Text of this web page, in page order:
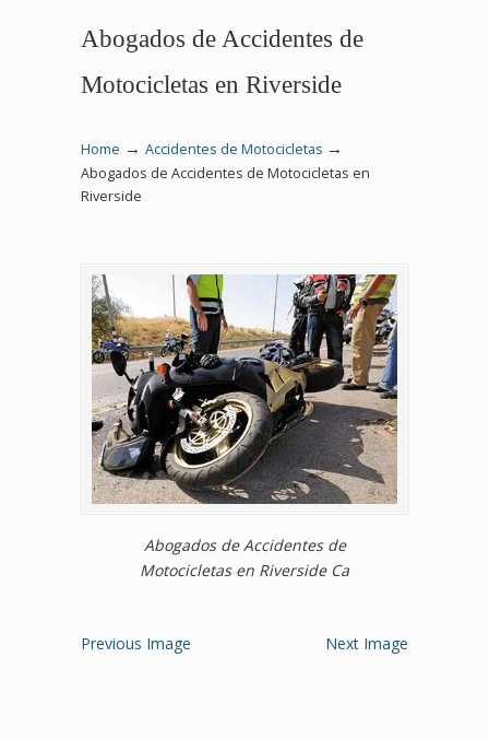
Abogados de Accidentes de
Motocicletas en Riverside
Home → Accidentes de Motocicletas →
Abogados de Accidentes de Motocicletas en
Riverside
Abogados de Accidentes de
Motocicletas en Riverside Ca
Previous Image Next Image